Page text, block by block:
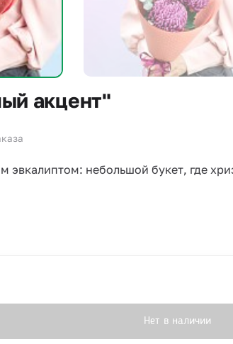
акцент"
небольшой букет, где
Нет в наличии